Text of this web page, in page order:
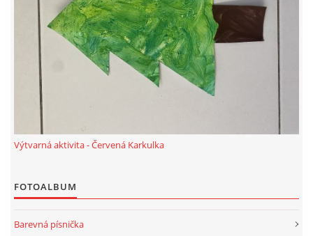
VÝTVARNÉ AKTIVITY - JARO
VÝTVARNÉ AKTIVITY - LÉTO
VÝTVARNÉ AKTIVITY - PODZIM
VÝTVARNÉ AKTIVITY - ZIMA
HÁDANKY K TÉMATU JARO, LÉTO, PODZIM,ZIMA
Výtvarná aktivita - Červená Karkulka
FOTOALBUM
Barevná písnička